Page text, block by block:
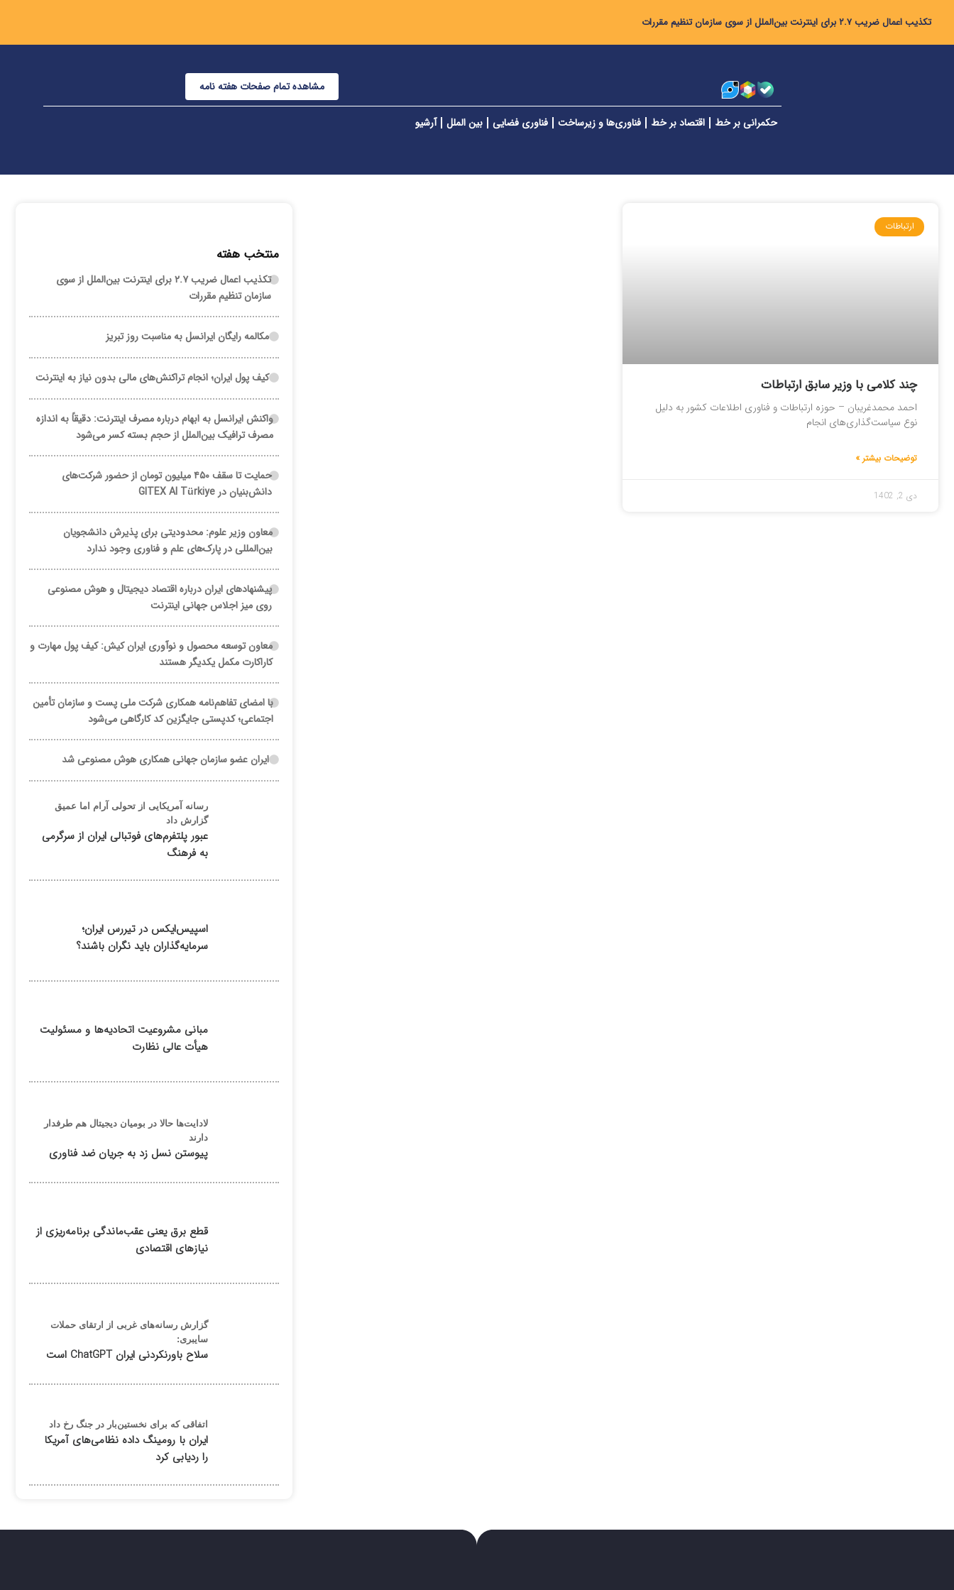
تکذیب اعمال ضریب ۲.۷ برای اینترنت بین‌الملل از سوی سازمان تنظیم مقررات
مشاهده تمام صفحات هفته نامه
حکمرانی بر خط اقتصاد بر خط فناوری‌ها و زیرساخت فناوری فضایی بین الملل آرشیو
ارتباطات
چند کلامی با وزیر سابق ارتباطات
احمد محمدغریبان – حوزه ارتباطات و فناوری اطلاعات کشور به دلیل
نوع سیاست‌گذاری‌های انجام
توضیحات بیشتر »
دی 2, 1402
منتخب هفته
تکذیب اعمال ضریب ۲.۷ برای اینترنت بین‌الملل از سوی
سازمان تنظیم مقررات
مکالمه رایگان ایرانسل به مناسبت روز تبریز
کیف پول ایران؛ انجام تراکنش‌های مالی بدون نیاز به اینترنت
واکنش ایرانسل به ابهام درباره مصرف اینترنت: دقیقاً به اندازه
مصرف ترافیک بین‌الملل از حجم بسته کسر می‌شود
حمایت تا سقف ۴۵۰ میلیون تومان از حضور شرکت‌های
دانش‌بنیان در GITEX AI Türkiye
معاون وزیر علوم: محدودیتی برای پذیرش دانشجویان
بین‌المللی در پارک‌های علم و فناوری وجود ندارد
پیشنهادهای ایران درباره اقتصاد دیجیتال و هوش مصنوعی
روی میز اجلاس جهانی اینترنت
معاون توسعه محصول و نوآوری ایران کیش: کیف پول مهارت و
کاراکارت مکمل یکدیگر هستند
با امضای تفاهم‌نامه همکاری شرکت ملی پست و سازمان تأمین
اجتماعی؛ کدپستی جایگزین کد کارگاهی می‌شود
ایران عضو سازمان جهانی همکاری هوش مصنوعی شد
رسانه آمریکایی از تحولی آرام اما عمیق
گزارش داد
عبور پلتفرم‌های فوتبالی ایران از سرگرمی
به فرهنگ
اسپیس‌ایکس در تیررس ایران؛
سرمایه‌گذاران باید نگران باشند؟
مبانی مشروعیت اتحادیه‌ها و مسئولیت
هیأت عالی نظارت
لادایت‌ها حالا در بومیان دیجیتال هم طرفدار
دارند
پیوستن نسل زد به جریان ضد فناوری
قطع برق یعنی عقب‌ماندگی برنامه‌ریزی از
نیازهای اقتصادی
گزارش رسانه‌های غربی از ارتقای حملات
سایبری:
سلاح باورنکردنی ایران ChatGPT است
اتفاقی که برای نخستین‌بار در جنگ رخ داد
ایران با رومینگ داده نظامی‌های آمریکا
را ردیابی کرد